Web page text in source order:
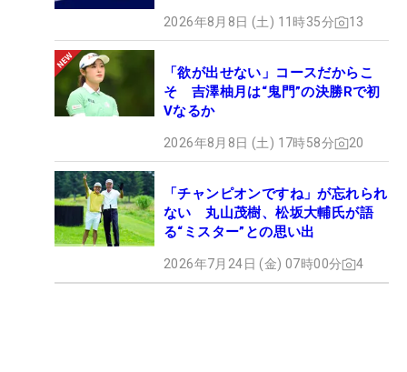
2026年8月8日 (土) 11時35分 13
「欲が出せない」コースだからこ
そ 吉澤柚月は“鬼門”の決勝Rで初
Vなるか
2026年8月8日 (土) 17時58分 20
「チャンピオンですね」が忘れられ
ない 丸山茂樹、松坂大輔氏が語
る“ミスター”との思い出
2026年7月24日 (金) 07時00分 4